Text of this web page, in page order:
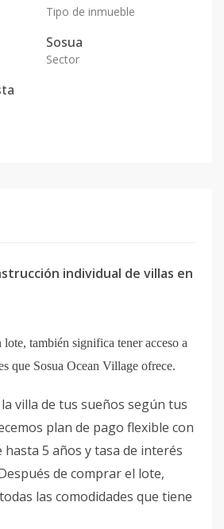
Tipo de inmueble
Sosua
Sector
individual de villas en
también significa tener acceso a
que Sosua Ocean Village ofrece.
villa de tus sueños según tus
plan de pago flexible con
5 años y tasa de interés
de comprar el lote,
las comodidades que tiene